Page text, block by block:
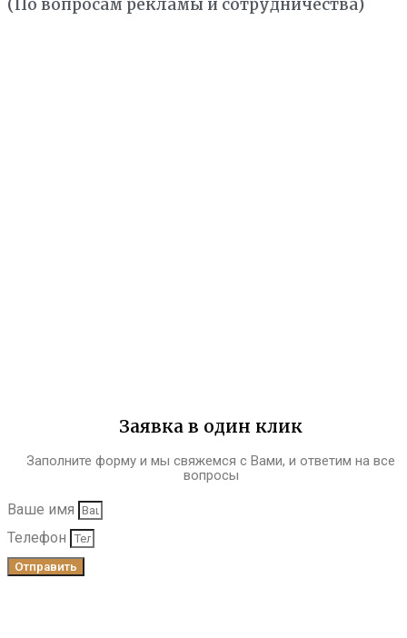
(По вопросам рекламы и сотрудничества)
Заявка в один клик
Заполните форму и мы свяжемся с Вами, и ответим на все
вопросы
Ваше имя
Телефон
Отправить